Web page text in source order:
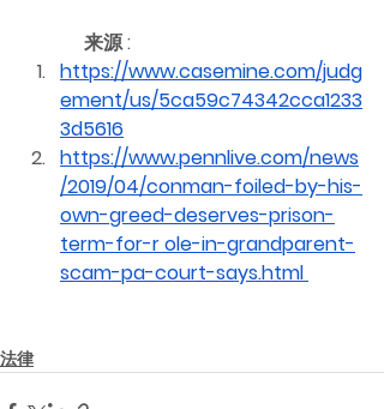
	   来源 :
https://www.casemine.com/judg
ement/us/5ca59c74342cca1233
3d5616
https://www.pennlive.com/news
/2019/04/conman-foiled-by-his-
own-greed-deserves-prison-
term-for-r ole-in-grandparent-
scam-pa-court-says.html
法律